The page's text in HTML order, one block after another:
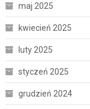
maj 2025
kwiecień 2025
luty 2025
styczeń 2025
grudzień 2024